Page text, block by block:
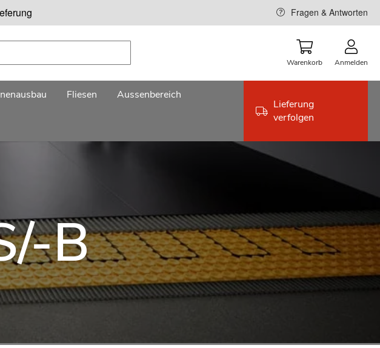
Fragen & Antworten
Warenkorb Anmelden
Fliesen Aussenbereich
Lieferung
verfolgen
B